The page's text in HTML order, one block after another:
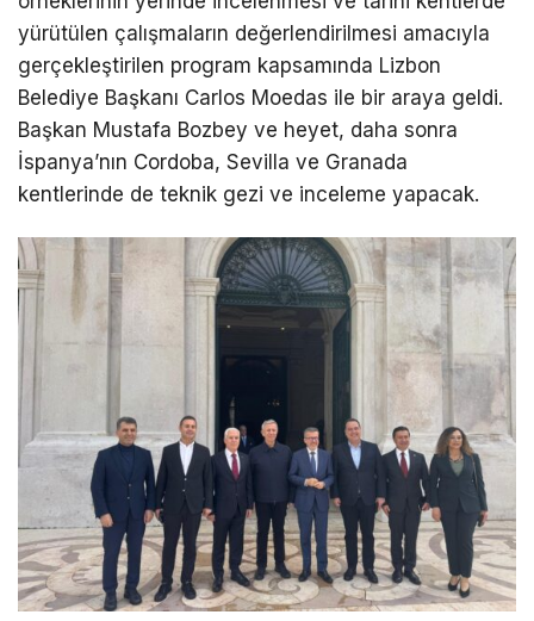
yürütülen çalışmaların değerlendirilmesi amacıyla
gerçekleştirilen program kapsamında Lizbon
Belediye Başkanı Carlos Moedas ile bir araya geldi.
Başkan Mustafa Bozbey ve heyet, daha sonra
İspanya’nın Cordoba, Sevilla ve Granada
kentlerinde de teknik gezi ve inceleme yapacak.